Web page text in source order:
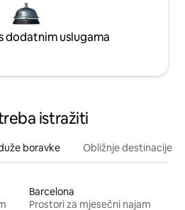
dodatnim uslugama
istražiti
boravke Obližnje destinacije
Barcelona
Prostori za mjesečni najam